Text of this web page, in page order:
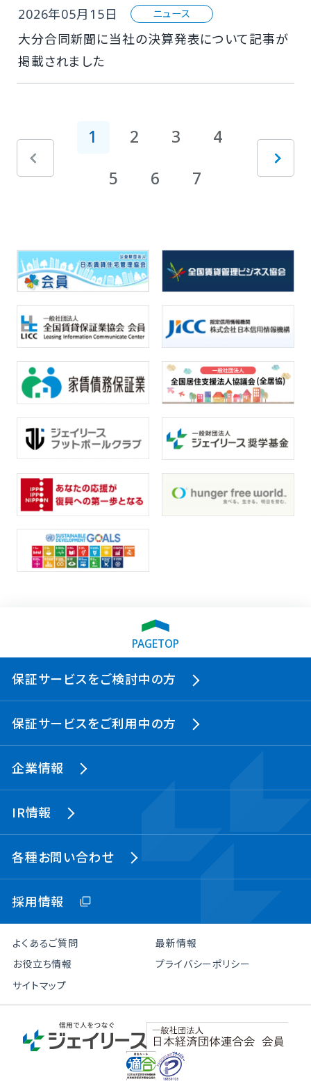
2026年05月15日 ニュース
大分合同新聞に当社の決算発表について記事が
掲載されました
1 2 3
4
5
6 7
PAGETOP
保証サービスをご検討中の方
保証サービスをご利用中の方
企業情報
IR情報
各種お問い合わせ
採用情報
よくあるご質問
最新情報
お役立ち情報
プライバシーポリシー
サイトマップ